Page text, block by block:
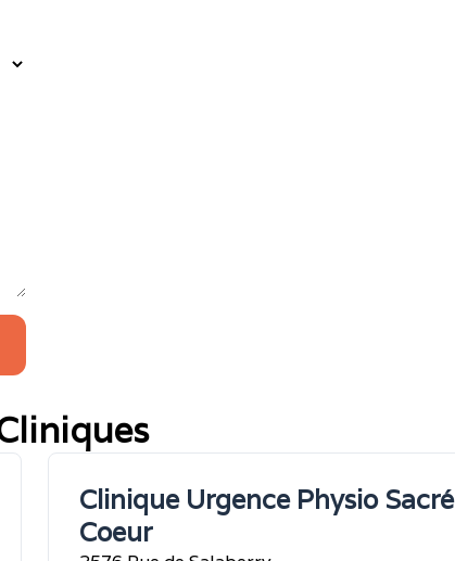
Clinique Urgence Physio Sacré
Coeur